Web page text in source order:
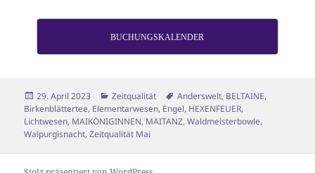
BUCHUNGSKALENDER
Veröffentlicht
am
29. April 2023 Kategorien
Zeitqualität Schlagwörter
Anderswelt, BELTAINE,
Birkenblättertee, Elementarwesen, Engel, HEXENFEUER,
Lichtwesen, MAIKÖNIGINNEN, MAITANZ,Waldmeisterbowle,
Walpurgisnacht,Zeitqualität Mai